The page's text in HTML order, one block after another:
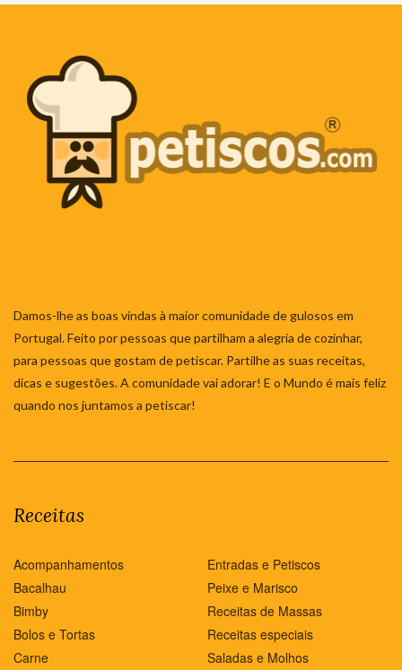
Damos-lhe as boas vindas à maior comunidade de gulosos em
Portugal. Feito por pessoas que partilham a alegria de cozinhar,
para pessoas que gostam de petiscar. Partilhe as suas receitas,
dicas e sugestões. A comunidade vai adorar! E o Mundo é mais feliz
quando nos juntamos a petiscar!
Receitas
Acompanhamentos
Bacalhau
Bimby
Bolos e Tortas
Carne
Entradas e Petiscos
Peixe e Marisco
Receitas de Massas
Receitas especiais
Saladas e Molhos